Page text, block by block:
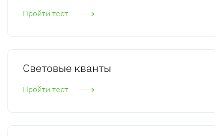
Пройти тест
Световые кванты
Пройти тест